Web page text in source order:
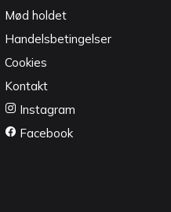
Mød holdet
Handelsbetingelser
Cookies
Kontakt
Instagram
Facebook